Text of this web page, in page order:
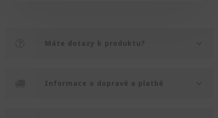
Máte dotazy k produktu?
Informace o dopravě a platbě